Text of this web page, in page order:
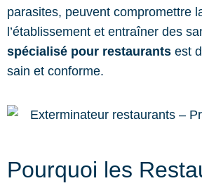
parasites, peuvent compromettre
l’établissement et entraîner des
spécialisé pour restaurants est
sain et conforme.
Pourquoi les